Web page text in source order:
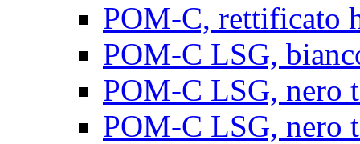
POM-C, rettificato
POM-C LSG,
POM-C LSG, nero
POM-C LSG, nero